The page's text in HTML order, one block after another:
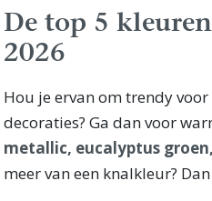
De top 5
2026
Hou je ervan om trendy
decoraties? Ga dan voor
metallic, eucalyptus
meer van een knalkleur?